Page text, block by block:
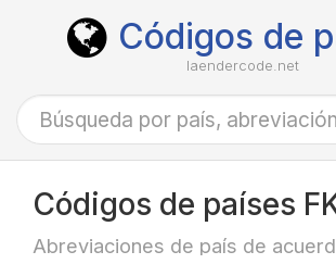
Códigos de
laendercode.net
Códigos de países